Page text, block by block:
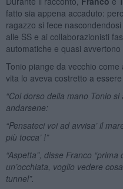
fatto sia appena accaduto:
ragazzo si fece
alle SS e ai collaborazionisti
automatiche e quasi avvertono
Tonio piange da vecchio
vita lo aveva costretto a
“Col dorso della mano Tonio
andarsene:
“Pensateci voi ad avvisa’ il
più tocca’ !”
“Aspetta”, disse Franco
un’occhiata, voglio vedere
tunnel”.